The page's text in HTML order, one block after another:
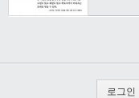
로그인